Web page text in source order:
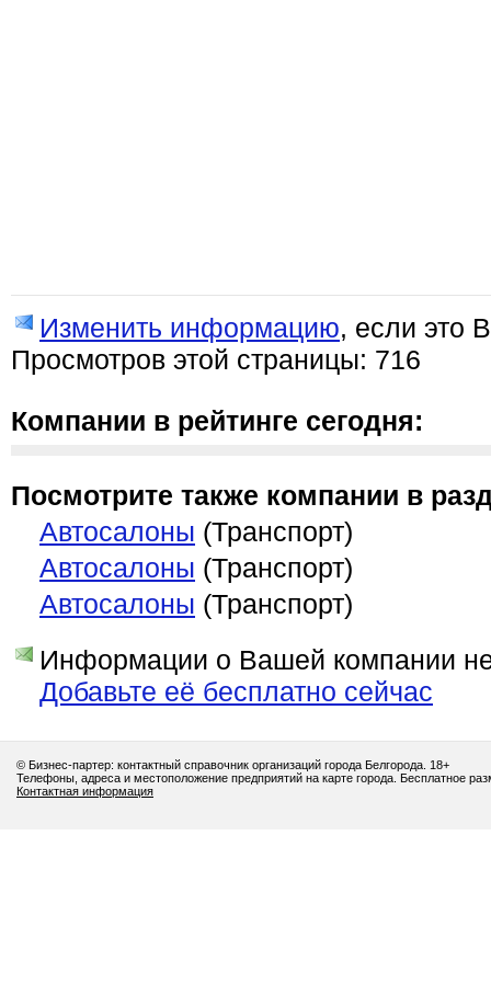
Изменить информацию, если это
Просмотров этой страницы: 716
Компании в рейтинге сегодня:
Посмотрите также компании в
Автосалоны (Транспорт)
Автосалоны (Транспорт)
Автосалоны (Транспорт)
Информации о Вашей компании
Добавьте её бесплатно сейчас
© Бизнес-партер: контактный справочник организаций города Белгорода. 18+
Телефоны, адреса и местоположение предприятий на карте города. Бесплатное
Контактная информация